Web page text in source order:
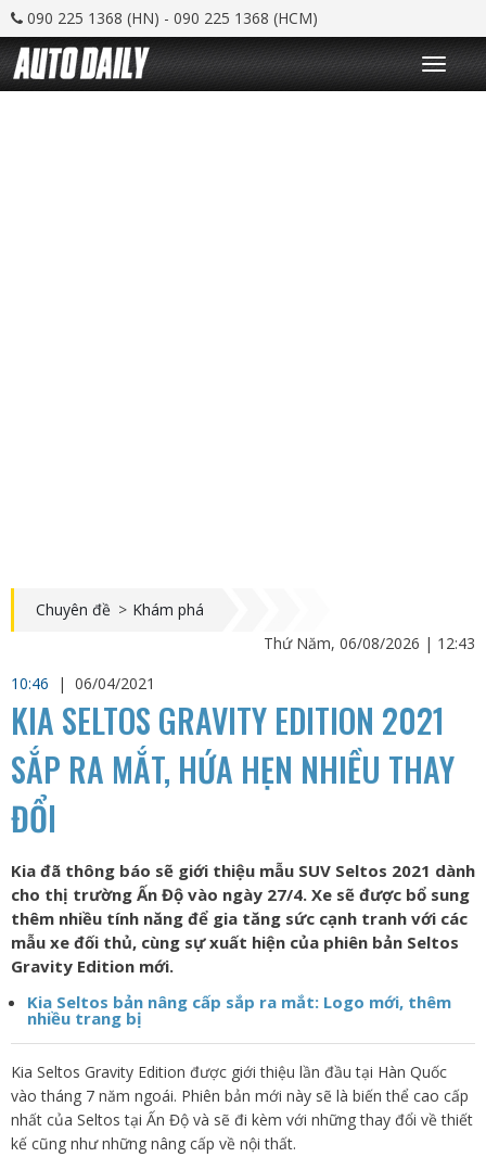
090 225 1368 (HN) - 090 225 1368 (HCM)
T
o
g
Chuyên đề > Khám phá
Thứ Năm, 06/08/2026 | 12:43
10:46
| 06/04/2021
KIA SELTOS GRAVITY EDITION 2021
SẮP RA MẮT, HỨA HẸN NHIỀU THAY
ĐỔI
Kia đã thông báo sẽ giới thiệu mẫu SUV Seltos 2021 dành
cho thị trường Ấn Độ vào ngày 27/4. Xe sẽ được bổ sung
thêm nhiều tính năng để gia tăng sức cạnh tranh với các
mẫu xe đối thủ, cùng sự xuất hiện của phiên bản Seltos
Gravity Edition mới.
Kia Seltos bản nâng cấp sắp ra mắt: Logo mới, thêm
nhiều trang bị
Kia Seltos Gravity Edition được giới thiệu lần đầu tại Hàn Quốc
vào tháng 7 năm ngoái. Phiên bản mới này sẽ là biến thể cao cấp
nhất của Seltos tại Ấn Độ và sẽ đi kèm với những thay đổi về thiết
kế cũng như những nâng cấp về nội thất.